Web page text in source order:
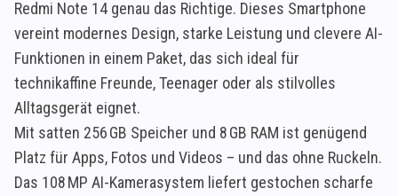
Redmi Note 14 genau das Richtige. Dieses Smartphone
vereint modernes Design, starke Leistung und clevere AI-
Funktionen in einem Paket, das sich ideal für
technikaffine Freunde, Teenager oder als stilvolles
Alltagsgerät eignet.
Mit satten 256 GB Speicher und 8 GB RAM ist genügend
Platz für Apps, Fotos und Videos – und das ohne Ruckeln.
Das 108 MP AI-Kamerasystem liefert gestochen scharfe